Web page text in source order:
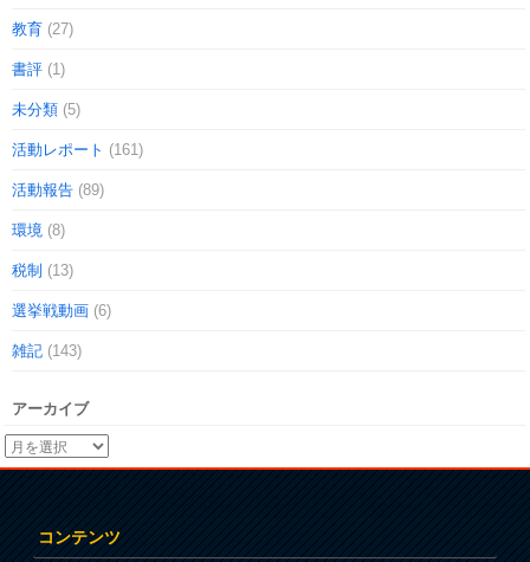
教育 (27)
書評 (1)
未分類 (5)
活動レポート (161)
活動報告 (89)
環境 (8)
税制 (13)
選挙戦動画 (6)
雑記 (143)
アーカイブ
コンテンツ